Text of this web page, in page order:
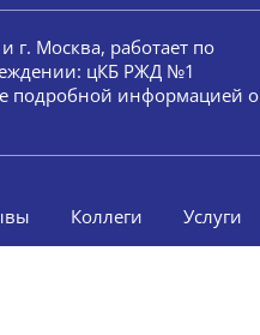
г. Москва, работает по
цКБ РЖД №1
подробной информацией о
Коллеги Услуги